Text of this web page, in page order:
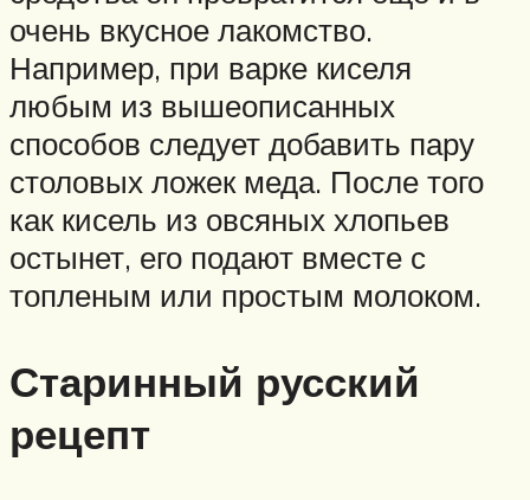
очень вкусное лакомство.
Например, при варке киселя
любым из вышеописанных
способов следует добавить пару
столовых ложек меда. После того
как кисель из овсяных хлопьев
остынет, его подают вместе с
топленым или простым молоком.
Старинный русский
рецепт